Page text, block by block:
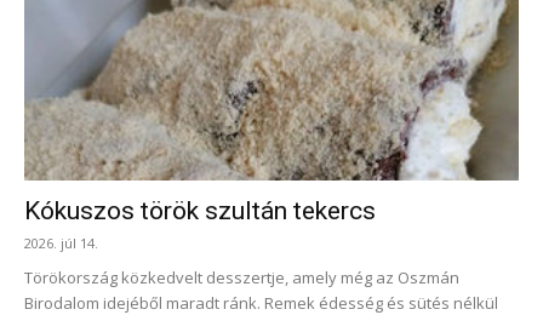
Kókuszos török szultán tekercs
2026. júl 14.
Törökország közkedvelt desszertje, amely még az Oszmán
Birodalom idejéből maradt ránk. Remek édesség és sütés nélkül